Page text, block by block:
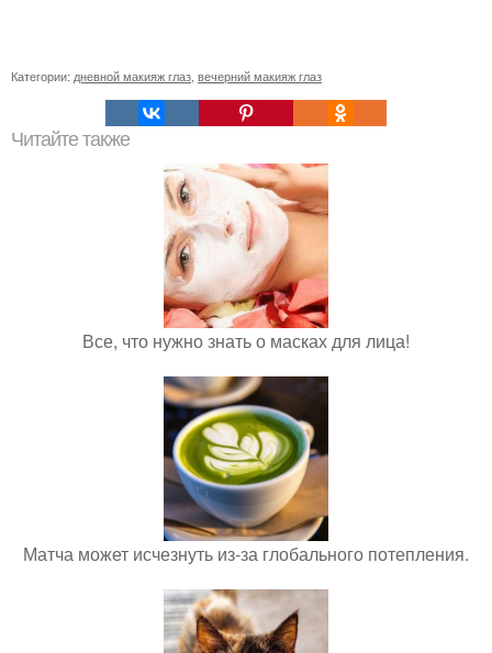
Категории: дневной макияж глаз вечерний макияж глаз
Читайте также
Все, что нужно знать о масках для лица!
Матча может исчезнуть из-за глобального потепления.